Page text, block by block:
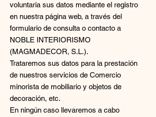
voluntaria sus datos mediante el registro
en nuestra página web, a través del
formulario de consulta o contacto a
NOBLE INTERIORISMO
(MAGMADECOR, S.L.).
Trataremos sus datos para la prestación
de nuestros servicios de Comercio
minorista de mobiliario y objetos de
decoración, etc.
En ningún caso llevaremos a cabo